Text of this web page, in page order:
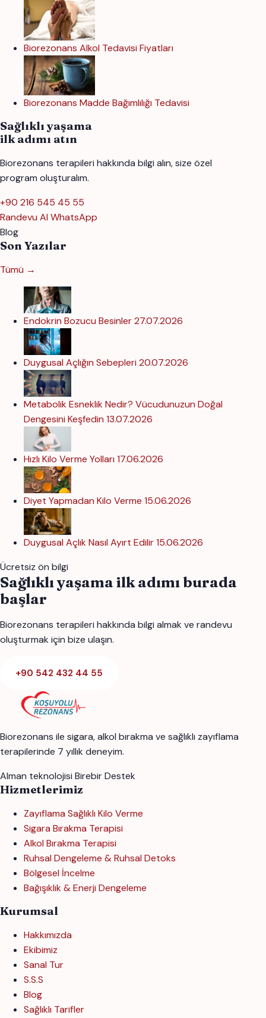
Biorezonans Alkol Tedavisi Fiyatları
Biorezonans Madde Bağımlılığı Tedavisi
Sağlıklı yaşama
ilk adımı atın
Biorezonans terapileri hakkında bilgi alın, size özel
program oluşturalım.
+90 216 545 45 55
Randevu Al WhatsApp
Blog
Son Yazılar
Tümü →
Endokrin Bozucu Besinler27.07.2026
Duygusal Açlığın Sebepleri 20.07.2026
Metabolik Esneklik Nedir? Vücudunuzun Doğal
Dengesini Keşfedin 13.07.2026
Hızlı Kilo Verme Yolları 17.06.2026
Diyet Yapmadan Kilo Verme 15.06.2026
Duygusal Açlık Nasıl Ayırt Edilir15.06.2026
Ücretsiz ön bilgi
Sağlıklı yaşama ilk adımı burada
başlar
Biorezonans terapileri hakkında bilgi almak ve randevu
oluşturmak için bize ulaşın.
+90 542 432 44 55
Biorezonans ile sigara, alkol bırakma ve sağlıklı zayıflama
terapilerinde 7 yıllık deneyim.
Alman teknolojisi Birebir Destek
Hizmetlerimiz
Zayıflama Sağlıklı Kilo Verme
Sigara Bırakma Terapisi
Alkol Bırakma Terapisi
Ruhsal Dengeleme & Ruhsal Detoks
Bölgesel İncelme
Bağışıklık & Enerji Dengeleme
Kurumsal
Hakkımızda
Ekibimiz
Sanal Tur
S.S.S
Blog
Sağlıklı Tarifler